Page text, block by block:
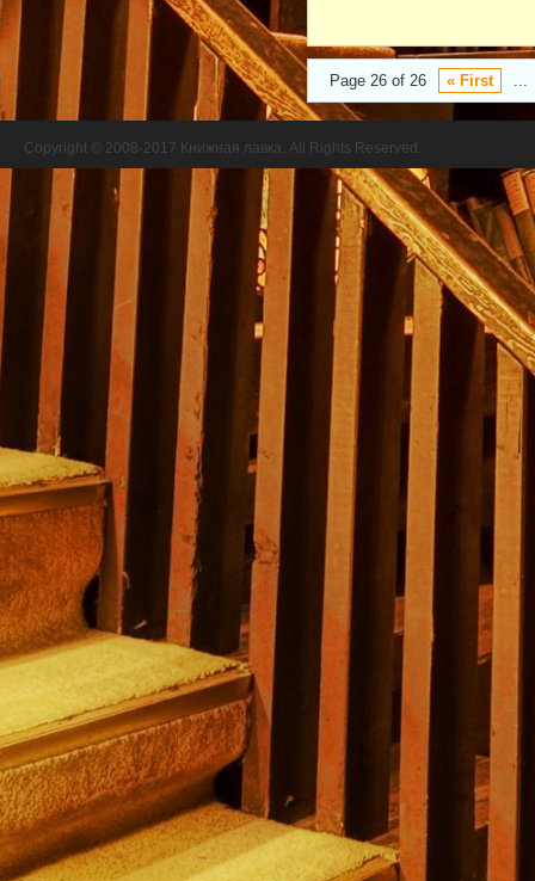
Page 26 of 26 « First ...
Copyright © 2008-2017 Книжная лавка. All Rights Reserved.